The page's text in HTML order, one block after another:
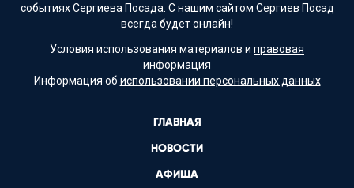
событиях Сергиева Посада. С нашим сайтом Сергиев Посад
всегда будет онлайн!
Условия использования материалов и правовая
информация
Информация об использовании персональных данных
ГЛАВНАЯ
НОВОСТИ
АФИША